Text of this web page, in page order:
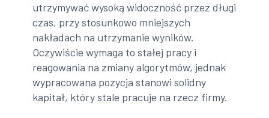
utrzymywać wysoką widoczność przez długi
czas, przy stosunkowo mniejszych
nakładach na utrzymanie wyników.
Oczywiście wymaga to stałej pracy i
reagowania na zmiany algorytmów, jednak
wypracowana pozycja stanowi solidny
kapitał, który stale pracuje na rzecz firmy.